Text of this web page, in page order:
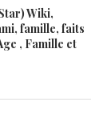
Wiki,
famille, faits
, Famille et